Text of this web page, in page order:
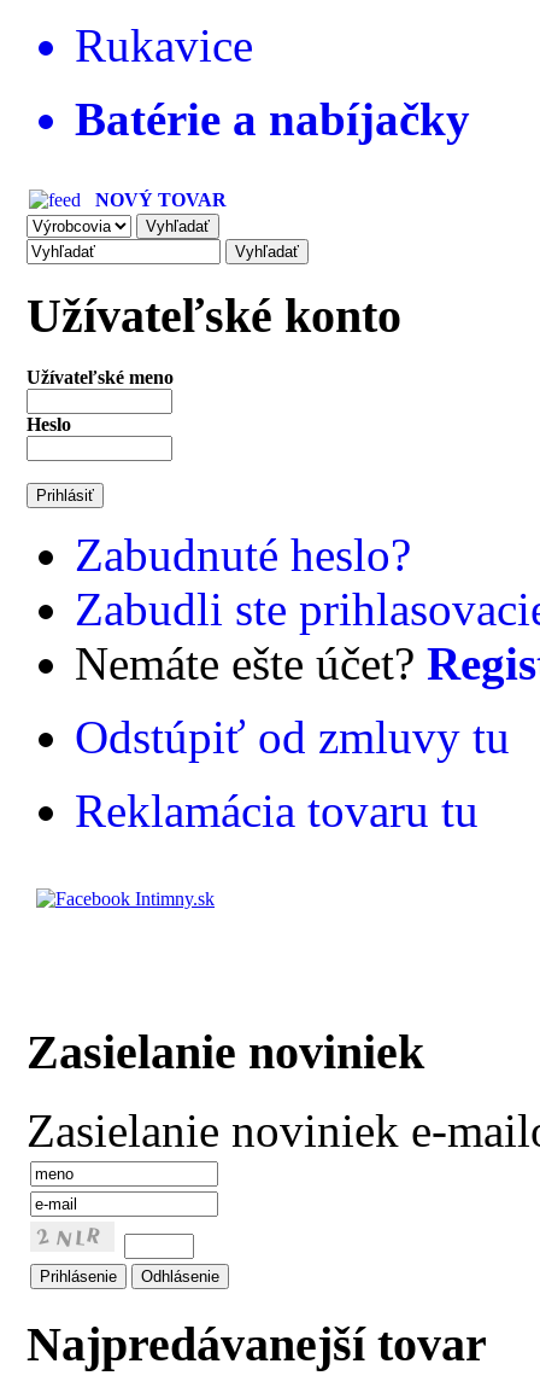
Rukavice
Batérie a nabíjačky
NOVÝ TOVAR
Užívateľské konto
Užívateľské meno
Heslo
Zabudnuté heslo?
Zabudli ste
Nemáte ešte účet?
Odstúpiť od zmluvy tu
Reklamácia tovaru tu
Zasielanie noviniek
Zasielanie noviniek e-
Najpredávanejší tovar